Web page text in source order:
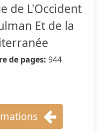
de L'Occident
Et de la
de pages: 944